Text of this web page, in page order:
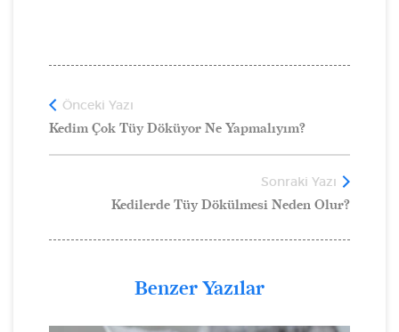
Önceki Yazı
Kedim Çok Tüy Döküyor Ne Yapmalıyım?
Sonraki Yazı
Kedilerde Tüy Dökülmesi Neden Olur?
Benzer Yazılar